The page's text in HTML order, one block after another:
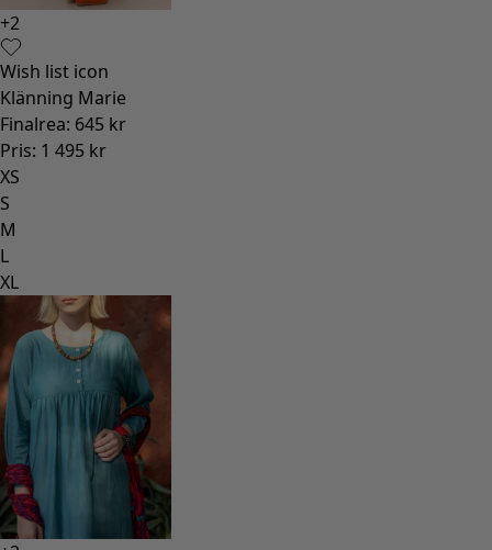
+2
Wish list icon
Klänning Marie
Finalrea: 645 kr
Pris: 1 495 kr
XS
S
M
L
XL